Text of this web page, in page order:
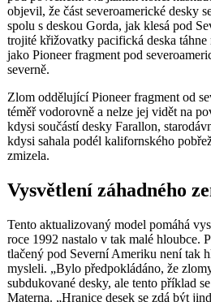
objevil, že část severoamerické desky
spolu s deskou Gorda, jak klesá pod
trojité křižovatky pacifická deska
jako Pioneer fragment pod
severně.
Zlom oddělující Pioneer fragment od
téměř vodorovně a nelze jej vidět na
kdysi součástí desky Farallon,
kdysi sahala podél kalifornského
zmizela.
Vysvětlení záhadného
Tento aktualizovaný model pomáhá
roce 1992 nastalo v tak malé hloubce.
tlačený pod Severní Ameriku není tak
mysleli. „Bylo předpokládáno, že
subdukované desky, ale tento příklad
Materna. „Hranice desek se zdá být